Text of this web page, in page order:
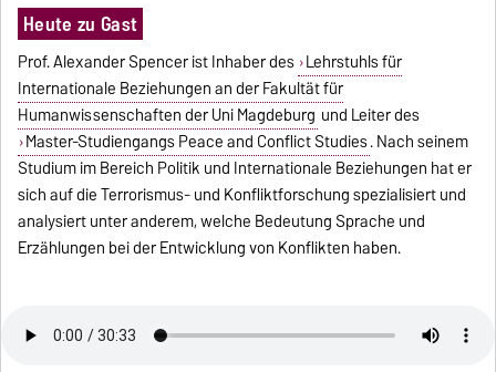
Heute zu Gast
Prof. Alexander Spencer ist Inhaber des Lehrstuhls für
Internationale Beziehungen an der Fakultät für
Humanwissenschaften der Uni Magdeburg und Leiter des
Master-Studiengangs Peace and Conflict Studies. Nach seinem
Studium im Bereich Politik und Internationale Beziehungen hat er
sich auf die Terrorismus- und Konfliktforschung spezialisiert und
analysiert unter anderem, welche Bedeutung Sprache und
Erzählungen bei der Entwicklung von Konflikten haben.